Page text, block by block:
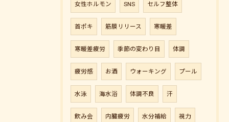
女性ホルモン SNS セルフ整体
首ポキ 筋膜リリース 寒暖差
寒暖差疲労 季節の変わり目 体調
疲労感 お酒 ウォーキング プール
水泳 海水浴 体調不良 汗
飲み会 内臓疲労 水分補給 視力